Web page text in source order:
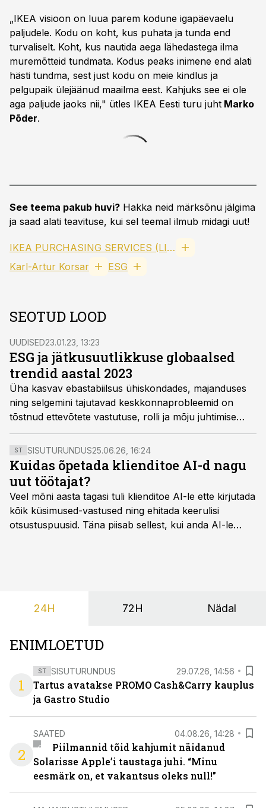
„IKEA visioon on luua parem kodune igapäevaelu
paljudele. Kodu on koht, kus puhata ja tunda end
turvaliselt. Koht, kus nautida aega lähedastega ilma
muremõtteid tundmata. Kodus peaks inimene end alati
hästi tundma, sest just kodu on meie kindlus ja
pelgupaik ülejäänud maailma eest. Kahjuks see ei ole
aga paljude jaoks nii," ütles IKEA Eesti turu juht Marko
Põder.
See teema pakub huvi? Hakka neid märksõnu jälgima
ja saad alati teavituse, kui sel teemal ilmub midagi uut!
IKEA PURCHASING SERVICES (LITHUANIA), UAB
Karl-Artur Korsar
ESG
SEOTUD LOOD
UUDISED23.01.23, 13:23
ESG ja jätkusuutlikkuse globaalsed
trendid aastal 2023
Üha kasvav ebastabiilsus ühiskondades, majanduses
ning selgemini tajutavad keskkonnaprobleemid on
tõstnud ettevõtete vastutuse, rolli ja mõju juhtimise
teemad aktuaalsemaks kui varem. On selge, et 2023.
aastal on keskkonna-, juhtimis- ja sotsiaalsed
küsimused ning nende mõjud strateegilisel ja
äritegevust otseselt mõjutaval tasemel.
ST SISUTURUNDUS25.06.26, 16:24
Kuidas õpetada klienditoe AI-d nagu
uut töötajat?
Veel mõni aasta tagasi tuli klienditoe AI-le ette kirjutada
kõik küsimused-vastused ning ehitada keerulisi
otsustuspuusid. Täna piisab sellest, kui anda AI-le
24H 72H Nädal
ENIMLOETUD
1
ST SISUTURUNDUS 29.07.26, 14:56
Tartus avatakse PROMO Cash&Carry kauplus
ja Gastro Studio
2
SAATED 04.08.26, 14:28
Piilmannid tõid kahjumit näidanud
Solarisse Apple’i taustaga juhi. “Minu
eesmärk on, et vakantsus oleks null!”